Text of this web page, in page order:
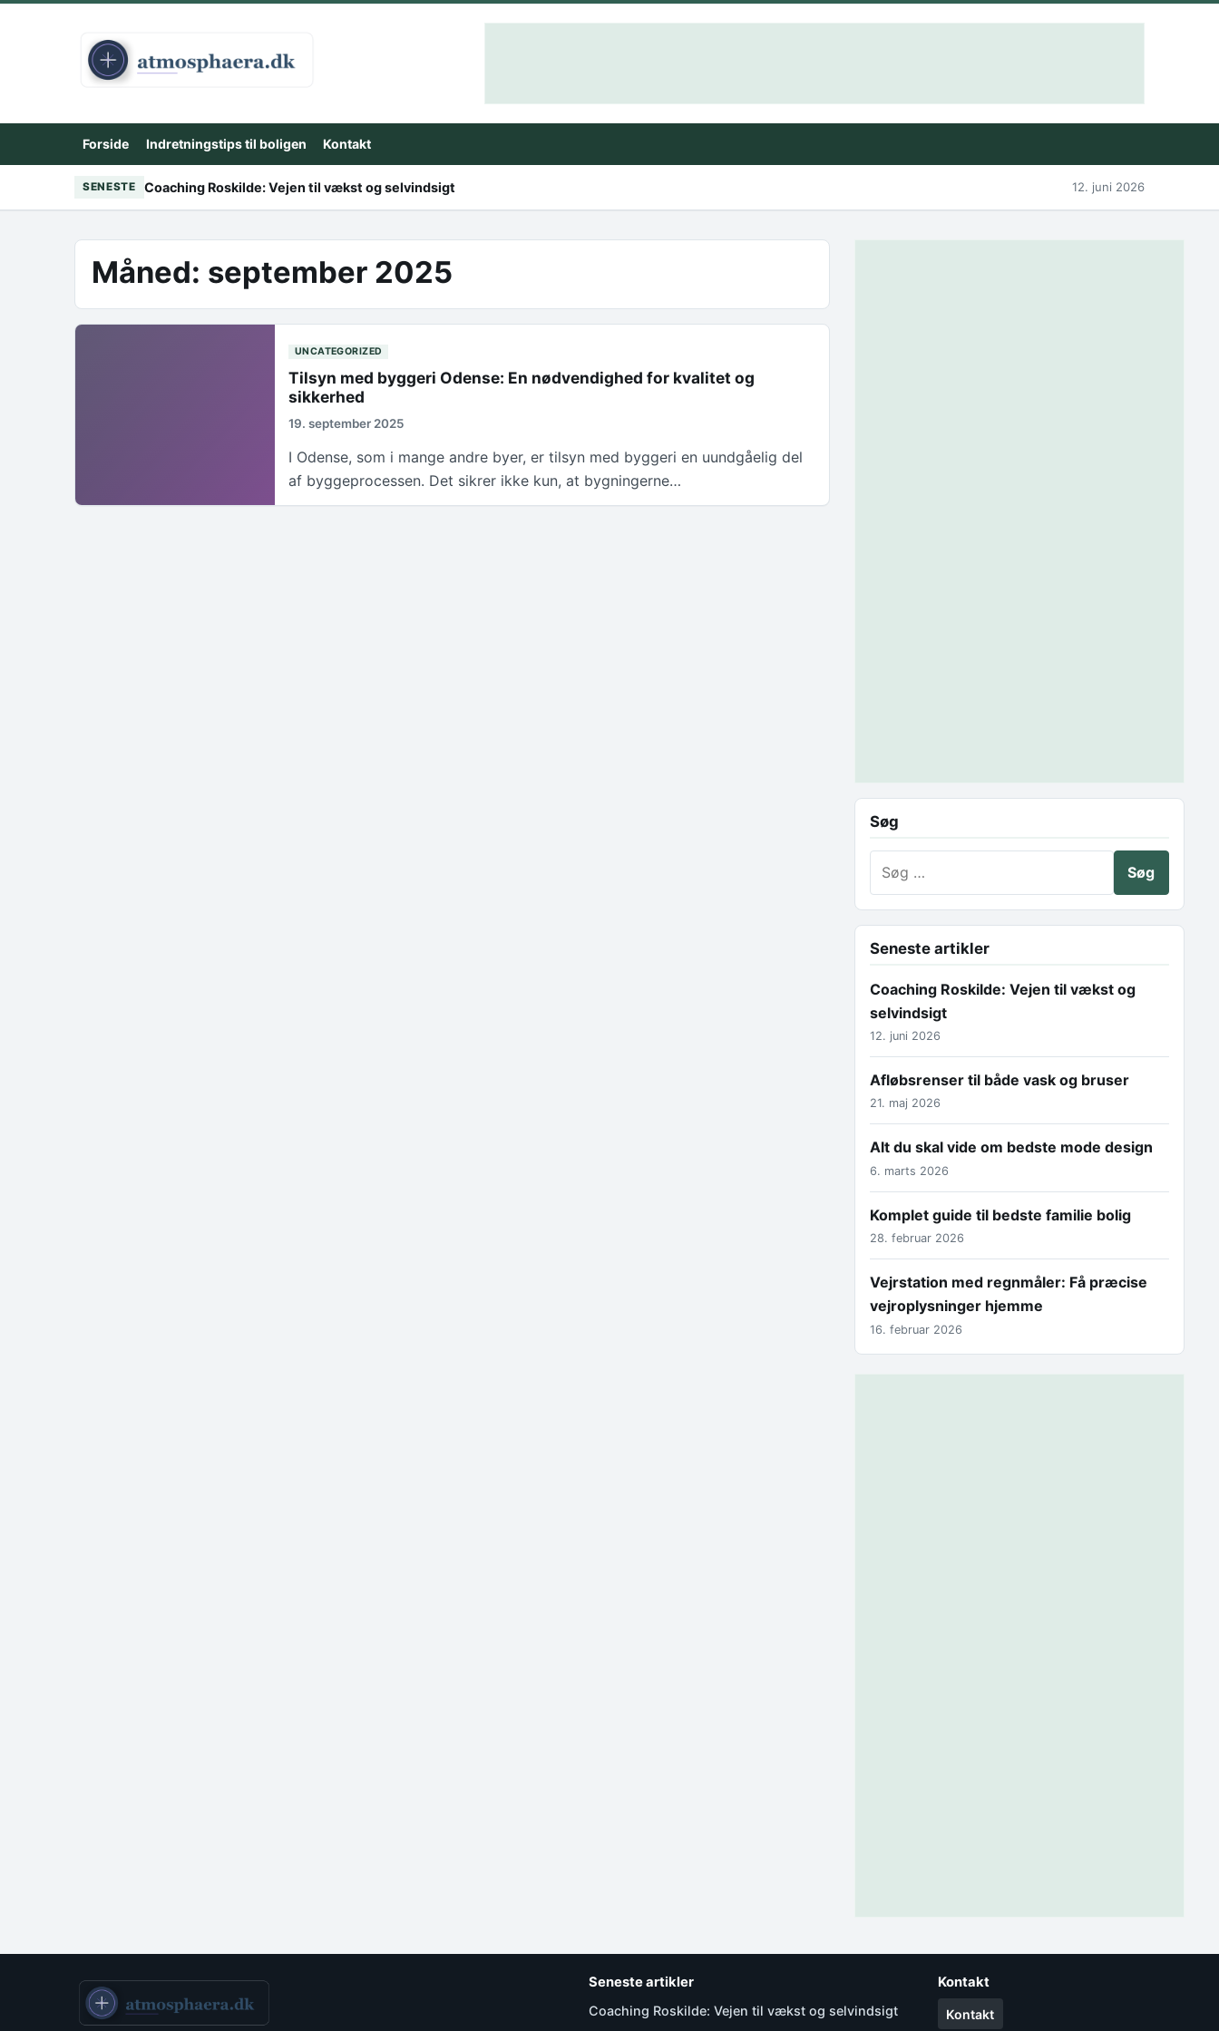
Forside Indretningstips til boligen Kontakt
SENESTE Coaching Roskilde: Vejen til vækst og selvindsigt 12. juni 2026
Måned: september 2025
UNCATEGORIZED
Tilsyn med byggeri Odense: En nødvendighed for kvalitet og
sikkerhed
19. september 2025
I Odense, som i mange andre byer, er tilsyn med byggeri en uundgåelig del
af byggeprocessen. Det sikrer ikke kun, at bygningerne…
Søg
Seneste artikler
Coaching Roskilde: Vejen til vækst og
selvindsigt
12. juni 2026
Afløbsrenser til både vask og bruser
21. maj 2026
Alt du skal vide om bedste mode design
6. marts 2026
Komplet guide til bedste familie bolig
28. februar 2026
Vejrstation med regnmåler: Få præcise
vejroplysninger hjemme
16. februar 2026
Seneste artikler
Coaching Roskilde: Vejen til vækst og selvindsigt
Kontakt
Kontakt